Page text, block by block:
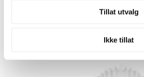
Tillat utvalg
Ikke tillat